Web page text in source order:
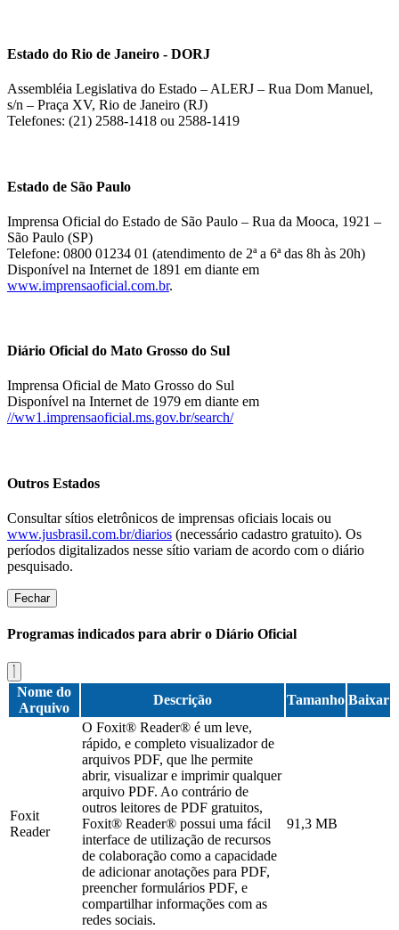
Estado do Rio de Janeiro - DORJ
Assembléia Legislativa do Estado – ALERJ – Rua Dom Manuel,
s/n – Praça XV, Rio de Janeiro (RJ)
Telefones: (21) 2588-1418 ou 2588-1419
Estado de São Paulo
Imprensa Oficial do Estado de São Paulo – Rua da Mooca, 1921 –
São Paulo (SP)
Telefone: 0800 01234 01 (atendimento de 2ª a 6ª das 8h às 20h)
Disponível na Internet de 1891 em diante em
www.imprensaoficial.com.br.
Diário Oficial do Mato Grosso do Sul
Imprensa Oficial de Mato Grosso do Sul
Disponível na Internet de 1979 em diante em
//ww1.imprensaoficial.ms.gov.br/search/
Outros Estados
Consultar sítios eletrônicos de imprensas oficiais locais ou
www.jusbrasil.com.br/diarios (necessário cadastro gratuito). Os
períodos digitalizados nesse sítio variam de acordo com o diário
pesquisado.
Fechar
Programas indicados para abrir o Diário Oficial
Nome do
Arquivo
Descrição Tamanho Baixar
Foxit
Reader
O Foxit® Reader® é um leve,
rápido, e completo visualizador de
arquivos PDF, que lhe permite
abrir, visualizar e imprimir qualquer
arquivo PDF. Ao contrário de
outros leitores de PDF gratuitos,
Foxit® Reader® possui uma fácil
interface de utilização de recursos
de colaboração como a capacidade
de adicionar anotações para PDF,
preencher formulários PDF, e
compartilhar informações com as
redes sociais.
91,3 MB